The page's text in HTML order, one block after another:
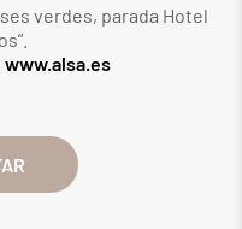
verdes, parada Hotel
www.alsa.es